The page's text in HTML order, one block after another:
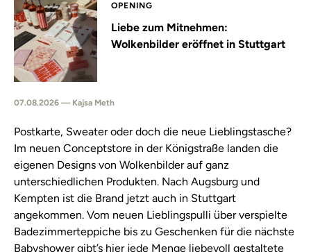
OPENING
Liebe zum Mitnehmen:
Wolkenbilder eröffnet in Stuttgart
07.08.2026 — Kajsa Meth
Postkarte, Sweater oder doch die neue Lieblingstasche?
Im neuen Conceptstore in der Königstraße landen die
eigenen Designs von Wolkenbilder auf ganz
unterschiedlichen Produkten. Nach Augsburg und
Kempten ist die Brand jetzt auch in Stuttgart
angekommen. Vom neuen Lieblingspulli über verspielte
Badezimmerteppiche bis zu Geschenken für die nächste
Babyshower gibt’s hier jede Menge liebevoll gestaltete